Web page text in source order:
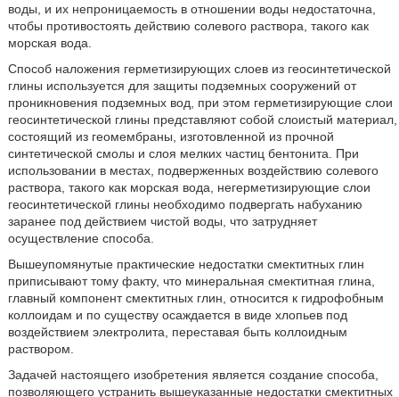
воды, и их непроницаемость в отношении воды недостаточна,
чтобы противостоять действию солевого раствора, такого как
морская вода.
Способ наложения герметизирующих слоев из геосинтетической
глины используется для защиты подземных сооружений от
проникновения подземных вод, при этом герметизирующие слои
геосинтетической глины представляют собой слоистый материал,
состоящий из геомембраны, изготовленной из прочной
синтетической смолы и слоя мелких частиц бентонита. При
использовании в местах, подверженных воздействию солевого
раствора, такого как морская вода, негерметизирующие слои
геосинтетической глины необходимо подвергать набуханию
заранее под действием чистой воды, что затрудняет
осуществление способа.
Вышеупомянутые практические недостатки смектитных глин
приписывают тому факту, что минеральная смектитная глина,
главный компонент смектитных глин, относится к гидрофобным
коллоидам и по существу осаждается в виде хлопьев под
воздействием электролита, переставая быть коллоидным
раствором.
Задачей настоящего изобретения является создание способа,
позволяющего устранить вышеуказанные недостатки смектитных